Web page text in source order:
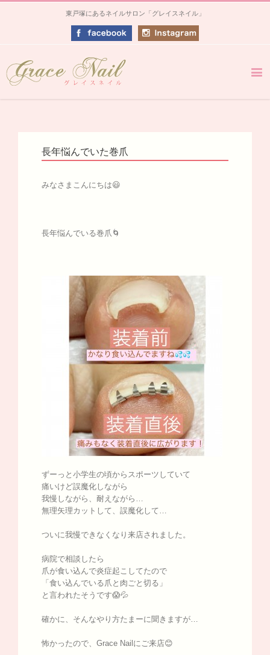
東戸塚にあるネイルサロン「グレイスネイル」
長年悩んでいた巻爪
みなさまこんにちは😃
長年悩んでいる巻爪🌀
ずーっと小学生の頃からスポーツしていて
痛いけど誤魔化しながら
我慢しながら、耐えながら…
無理矢理カットして、誤魔化して…
ついに我慢できなくなり来店されました。
病院で相談したら
爪が食い込んで炎症起こしてたので
「食い込んでいる爪と肉ごと切る」
と言われたそうです😱💦
確かに、そんなやり方たまーに聞きますが…
怖かったので、Grace Nailにご来店😊